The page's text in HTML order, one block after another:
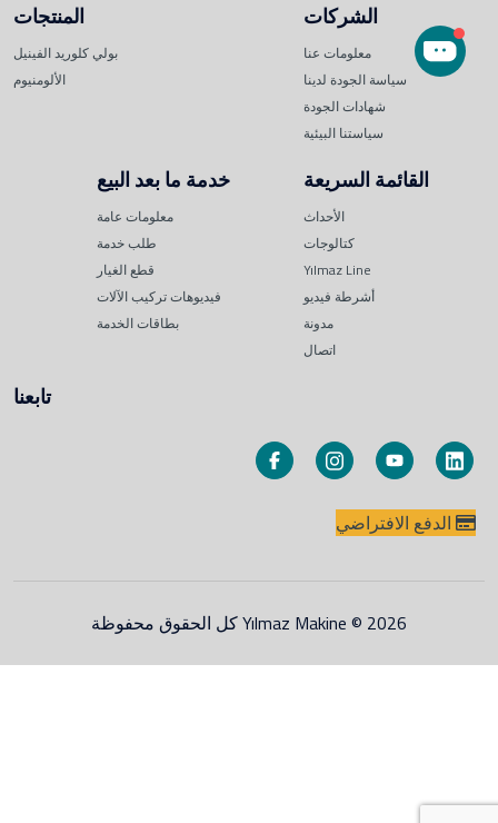
الشركات
معلومات عنا
سياسة الجودة لدينا
شهادات الجودة
سياستنا البيئية
المنتجات
بولي كلوريد الفينيل
الألومنيوم
القائمة السريعة
الأحداث
كتالوجات
Yılmaz Line
أشرطة فيديو
مدونة
اتصال
خدمة ما بعد البيع
معلومات عامة
طلب خدمة
قطع الغيار
فيديوهات تركيب الآلات
بطاقات الخدمة
تابعنا
الدفع الافتراضي
Yılmaz Makine © 2026 كل الحقوق محفوظة